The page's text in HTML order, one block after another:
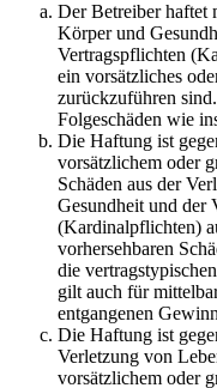
Der Betreiber haftet
Körper und
Vertragspflichten
ein vorsätzliches
zurückzuführen
Folgeschäden wie
Die Haftung ist
vorsätzlichem oder
Schäden aus der
Gesundheit und der
(Kardinalpflichten)
vorhersehbaren
die
gilt auch für
entgangenen
Die Haftung ist
Verletzung von
vorsätzlichem oder